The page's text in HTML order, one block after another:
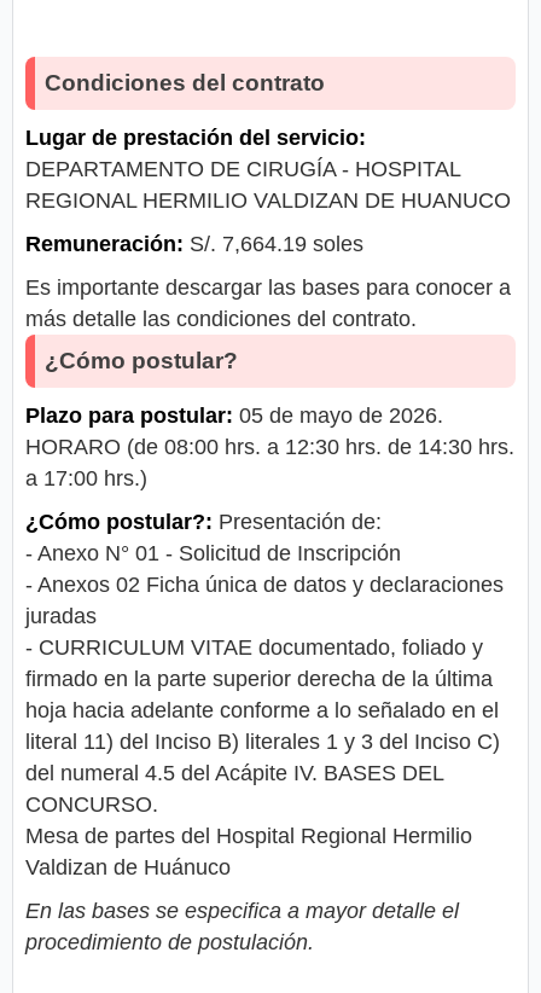
Condiciones del contrato
Lugar de prestación del servicio:
DEPARTAMENTO DE CIRUGÍA - HOSPITAL
REGIONAL HERMILIO VALDIZAN DE HUANUCO
Remuneración: S/. 7,664.19 soles
Es importante descargar las bases para conocer a
más detalle las condiciones del contrato.
¿Cómo postular?
Plazo para postular: 05 de mayo de 2026.
HORARO (de 08:00 hrs. a 12:30 hrs. de 14:30 hrs.
a 17:00 hrs.)
¿Cómo postular?: Presentación de:
- Anexo N° 01 - Solicitud de Inscripción
- Anexos 02 Ficha única de datos y declaraciones
juradas
- CURRICULUM VITAE documentado, foliado y
firmado en la parte superior derecha de la última
hoja hacia adelante conforme a lo señalado en el
literal 11) del Inciso B) literales 1 y 3 del Inciso C)
del numeral 4.5 del Acápite IV. BASES DEL
CONCURSO.
Mesa de partes del Hospital Regional Hermilio
Valdizan de Huánuco
En las bases se especifica a mayor detalle el
procedimiento de postulación.